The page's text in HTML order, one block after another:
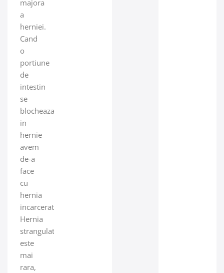
majora
a
herniei.
Cand
o
portiune
de
intestin
se
blocheaza
in
hernie
avem
de-a
face
cu
hernia
incarcerata.
Hernia
strangulata
este
mai
rara,